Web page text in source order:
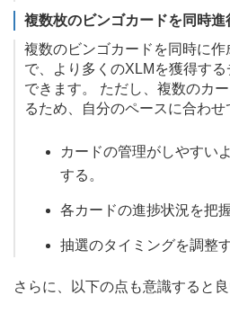
複数枚のビンゴカードを同時進
複数のビンゴカードを同時に作
で、より多くのXLMを獲得す
できます。 ただし、複数のカ
るため、自分のペースに合わせ
カードの管理がしやすい
する。
各カードの進捗状況を把握
抽選のタイミングを調整す
さらに、以下の点も意識すると良